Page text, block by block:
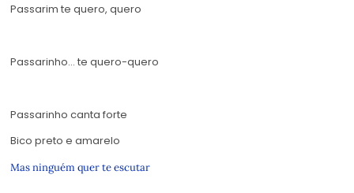
Passarim te quero, quero
Passarinho… te quero-quero
Passarinho canta forte
Bico preto e amarelo
Mas ninguém quer te escutar